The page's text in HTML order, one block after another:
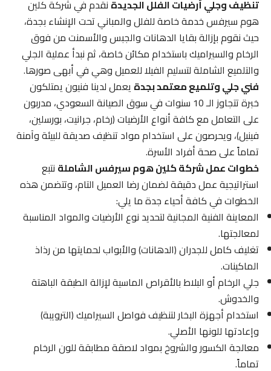
تنظيف وجلي أرضيات الفلل الجديدةنقدم في شركة كلين
هوم سيرفس خدمة خاصة للفلل والمباني تحت الإنشاء بجدة،
حيث نقوم بإزالة بقايا الدهانات والجبس والأسمنت من فوق
الرخام والسيراميك باستخدام مكائن خاصة، ثم نبدأ عملية الجلي
والتلميع الشاملة لتسليم الفيلا للعميل وهي في أبهى صورها.
فني جلي وتلميع معتمد بجدةيعمل لدينا فنيون يمتلكون
خبرة تتجاوز الـ 10 سنوات في سوق الصيانة السعودي، مدربون
على التعامل مع كافة أنواع الأرضيات (رخام، جرانيت، بورسلين،
فينيل)، ويحرصون على استخدام مواد تنظيف صديقة للبيئة وآمنة
تماماً على صحة أفراد الأسرة.
خطوات عمل شركة كلين هوم سيرفس الشاملةنتبع
استراتيجية عمل دقيقة لضمان رضا العميل التام، وتتضمن هذه
الخطوات في كافة أحياء جدة ما يلي:
المعاينة الفنية المجانية لتحديد نوع الأرضيات والمواد المناسبة
لمعالجتها.
تغليف كامل للجدران (الدهانات) والأبواب لحمايتها من رذاذ
الماكينات.
جلي الرخام أو البلاط بالأقراص الماسية لإزالة الطبقة الباهتة
والخدوش.
استخدام أجهزة البخار لتنظيف فواصل السيراميك (الترويبة)
وإعادتها للونها الأصلي.
معالجة الكسور والشروخ بمواد لاصقة مطابقة للون الرخام
تماماً.